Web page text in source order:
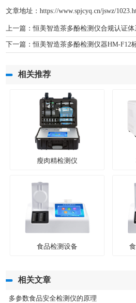
文章地址： https://www.spjcyq.cn/jswz/
上一篇：恒美智造茶多酚检测仪合规认证体系：
下一篇：恒美智造茶多酚检测仪器HM-F12标准
相关推荐
瘦肉精检测仪
食品检测设备
相关文章
多参数食品安全检测仪的原理